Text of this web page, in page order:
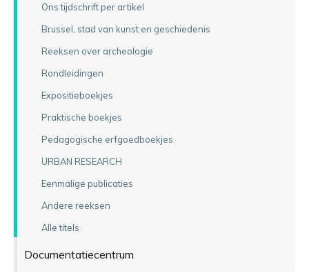
Ons tijdschrift per artikel
Brussel, stad van kunst en geschiedenis
Reeksen over archeologie
Rondleidingen
Expositieboekjes
Praktische boekjes
Pedagogische erfgoedboekjes
URBAN RESEARCH
Eenmalige publicaties
Andere reeksen
Alle titels
Documentatiecentrum